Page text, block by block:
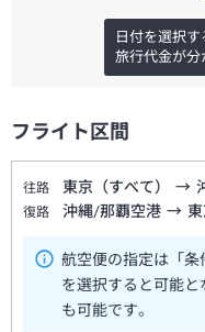
日付を選択す
旅行代金が分
フライト区間
往路 東京（すべて） →
復路 沖縄/那覇空港 →
航空便の指定は「条
を選択すると可能
も可能です。